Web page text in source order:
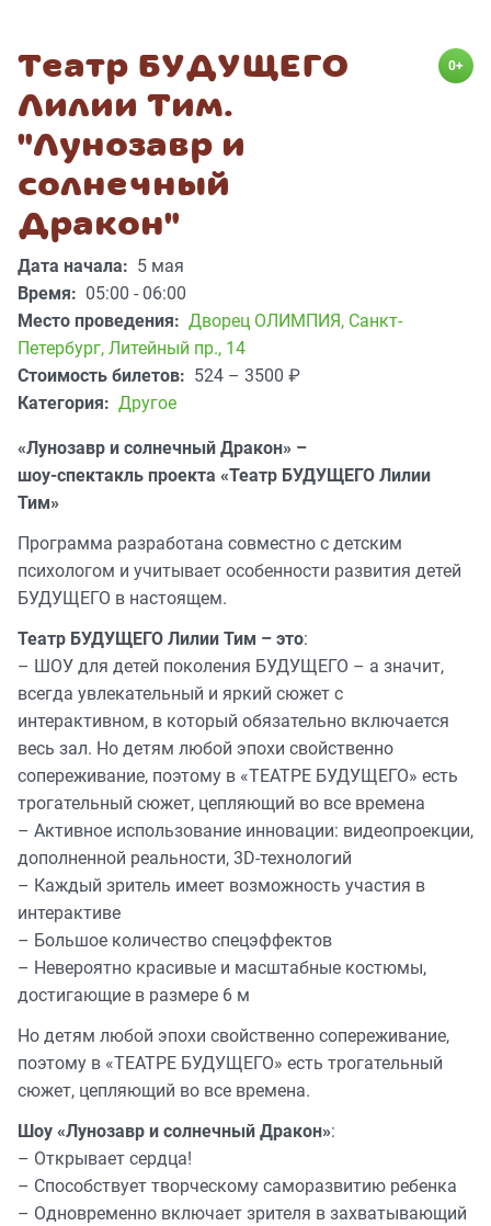
Театр БУДУЩЕГО
Лилии Тим.
"Лунозавр и
солнечный
Дракон"
0+
Дата начала: 5 мая
Время: 05:00 - 06:00
Место проведения: Дворец ОЛИМПИЯ, Санкт-
Петербург, Литейный пр., 14
Стоимость билетов: 524 – 3500 ₽
Категория: Другое
«Лунозавр и солнечный Дракон» –
шоу-спектакль проекта «Театр БУДУЩЕГО Лилии
Тим»
Программа разработана совместно с детским
психологом и учитывает особенности развития детей
БУДУЩЕГО в настоящем.
Театр БУДУЩЕГО Лилии Тим – это:
– ШОУ для детей поколения БУДУЩЕГО – а значит,
всегда увлекательный и яркий сюжет с
интерактивном, в который обязательно включается
весь зал. Но детям любой эпохи свойственно
сопереживание, поэтому в «ТЕАТРE БУДУЩЕГО» есть
трогательный сюжет, цепляющий во все времена
– Активное использование инновации: видеопроекции,
дополненной реальности, 3D-технологий
– Каждый зритель имеет возможность участия в
интерактиве
– Большое количество спецэффектов
– Невероятно красивые и масштабные костюмы,
достигающие в размере 6 м
Но детям любой эпохи свойственно сопереживание,
поэтому в «ТЕАТРЕ БУДУЩЕГО» есть трогательный
сюжет, цепляющий во все времена.
Шоу «Лунозавр и солнечный Дракон»:
– Открывает сердца!
– Способствует творческому саморазвитию ребенка
– Одновременно включает зрителя в захватывающий